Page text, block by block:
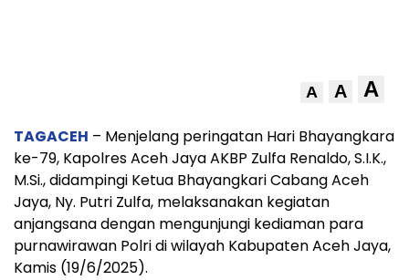
A A A
TAGACEH – Menjelang peringatan Hari Bhayangkara
ke-79, Kapolres Aceh Jaya AKBP Zulfa Renaldo, S.I.K.,
M.Si., didampingi Ketua Bhayangkari Cabang Aceh
Jaya, Ny. Putri Zulfa, melaksanakan kegiatan
anjangsana dengan mengunjungi kediaman para
purnawirawan Polri di wilayah Kabupaten Aceh Jaya,
Kamis (19/6/2025).